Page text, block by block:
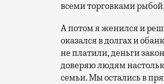
всеми торговками
А потом я женился и
оказался в долгах и
не платили, деньги
доверяю людям
семьи. Мы остались в